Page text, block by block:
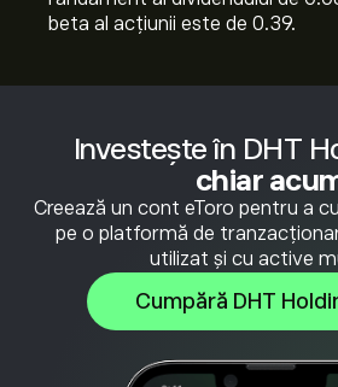
Investește în DHT
chiar
Creează un cont eToro pentru a
pe o platformă de
utilizat și cu active
Cumpără DHT
beta al acțiunii este de 0.39.